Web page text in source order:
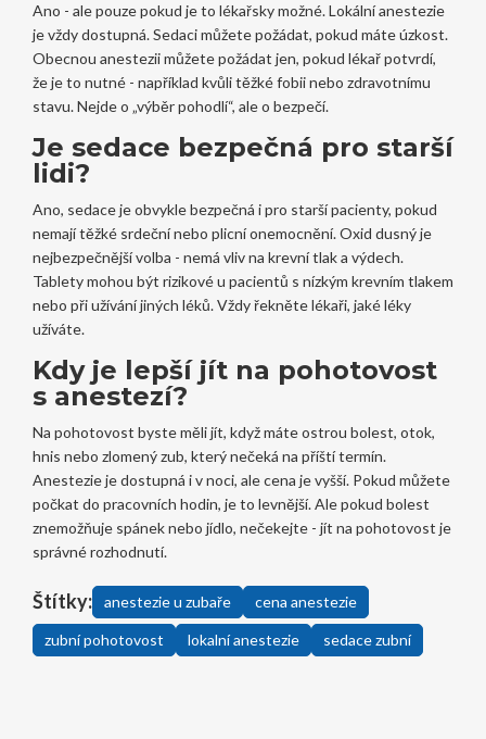
Ano - ale pouze pokud je to lékařsky možné. Lokální anestezie
je vždy dostupná. Sedaci můžete požádat, pokud máte úzkost.
Obecnou anestezii můžete požádat jen, pokud lékař potvrdí,
že je to nutné - například kvůli těžké fobii nebo zdravotnímu
stavu. Nejde o „výběr pohodlí“, ale o bezpečí.
Je sedace bezpečná pro starší
lidi?
Ano, sedace je obvykle bezpečná i pro starší pacienty, pokud
nemají těžké srdeční nebo plicní onemocnění. Oxid dusný je
nejbezpečnější volba - nemá vliv na krevní tlak a výdech.
Tablety mohou být rizikové u pacientů s nízkým krevním tlakem
nebo při užívání jiných léků. Vždy řekněte lékaři, jaké léky
užíváte.
Kdy je lepší jít na pohotovost
s anestezí?
Na pohotovost byste měli jít, když máte ostrou bolest, otok,
hnis nebo zlomený zub, který nečeká na příští termín.
Anestezie je dostupná i v noci, ale cena je vyšší. Pokud můžete
počkat do pracovních hodin, je to levnější. Ale pokud bolest
znemožňuje spánek nebo jídlo, nečekejte - jít na pohotovost je
správné rozhodnutí.
Štítky: anestezie u zubaře cena anestezie
zubní pohotovost lokalní anestezie sedace zubní